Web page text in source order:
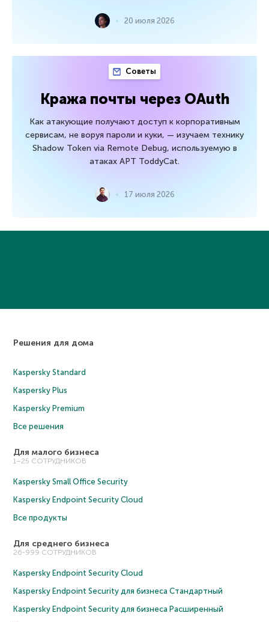
20 июля 2026
Советы
Кража почты через OAuth
Как атакующие получают доступ к корпоративным
сервисам, не воруя пароли и куки, — изучаем технику
Shadow Token via Remote Debug, используемую в
атаках APT ToddyCat.
17 июля 2026
Решения для дома
Kaspersky Standard
Kaspersky Plus
Kaspersky Premium
Все решения
Для малого бизнеса
1–25 СОТРУДНИКОВ
Kaspersky Small Office Security
Kaspersky Endpoint Security Cloud
Все продукты
Для среднего бизнеса
26-999 СОТРУДНИКОВ
Kaspersky Endpoint Security Cloud
Kaspersky Endpoint Security для бизнеса Cтандартный
Kaspersky Endpoint Security для бизнеса Расширенный